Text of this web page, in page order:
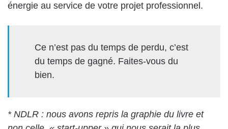
énergie au service de votre projet professionnel.
Ce n’est pas du temps de perdu, c’est
du temps de gagné. Faites-vous du
bien.
* NDLR : nous avons repris la graphie du livre et